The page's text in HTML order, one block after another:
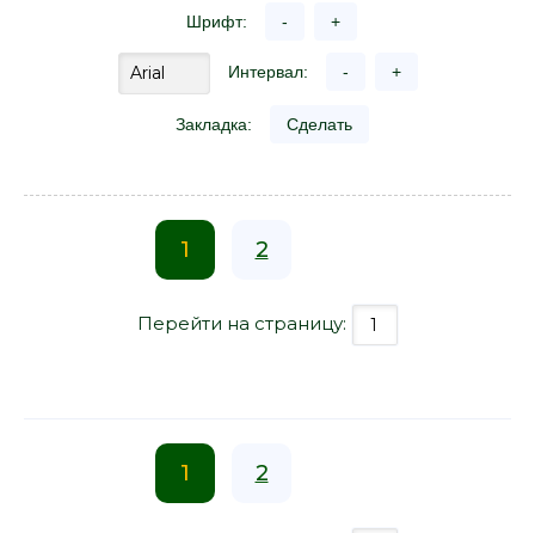
Шрифт: - +
Интервал: - +
Закладка: Сделать
1 2
Перейти на страницу:
1 2